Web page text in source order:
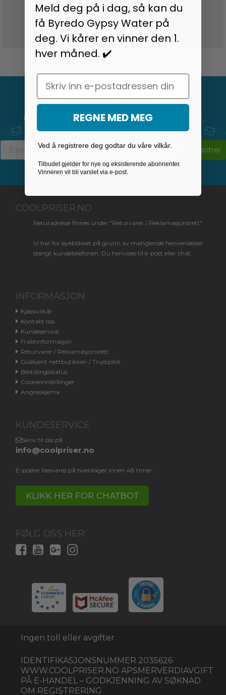
Godkendt af e-merket
30 dagers full prisgaranti
MELD DEG PÅ VÅRT
NYHETSBREV
Motta siste nytt om alt fra tilbud og salg til konkurranser,
Registrer
COOLPRISER.NO
Returadresse finnes under "Returvarer / Reklamasjonsrett"
Vi har for øyeblikket på grunn av manglende henvendelser
stengt kundetelefonen. Du henvises til e-post eller chat.
INFORMASJON
Kjøpsvilkår
Kontakt oss
Kundeservice
Fraktinformasjon
Returvarer / Reklamasjonsrett
Godkjent nettbutikken / Trustpilot
Bestillingsstatus
Cookieinnstillinger
Angreskjema
KUNDESERVICE
Skriv til oss på
info@coolpriser.no
E-poster besvares på hverdager innen 48 timer.
KLIKK HER FOR CHATBOT
FØLG OSS HER:
Ingen toll eller avgifter
IDENTIFIKASJONSNUMMER 2035626
WWW.COOLPRISER.NO APSMERVERDIAVGIFT
PÅ E-HANDEL – GODKJENNING AV SØKNAD
OM REGISTRERING
Meld deg på i dag, så kan du
få Byredo Gypsy Water på
deg. Vi kårer en vinner den 1.
hver måned. ✔️
Email
REGNE MED MEG
Ved å registrere deg godtar du våre vilkår.
Tilbudet gjelder for nye og eksisterende abonnenter.
Vinneren vil bli varslet via e-post.